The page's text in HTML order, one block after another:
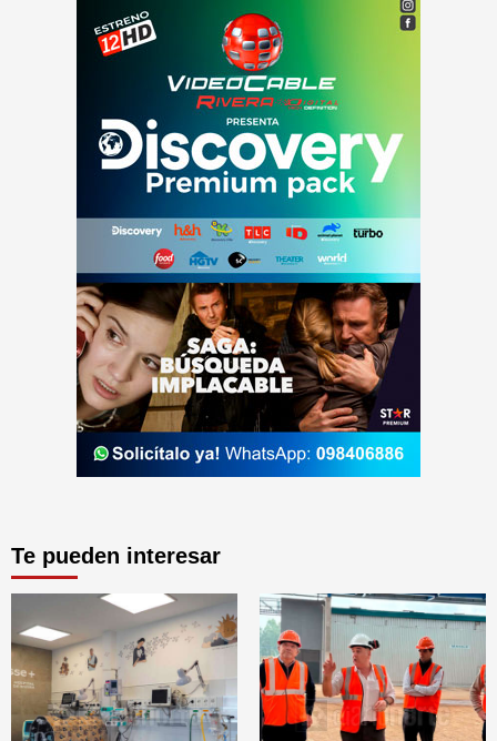
Te pueden interesar